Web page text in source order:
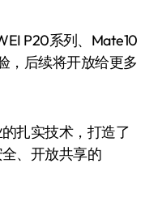
P20系列、Mate10
，后续将开放给更多
扎实技术，打造了
、开放共享的